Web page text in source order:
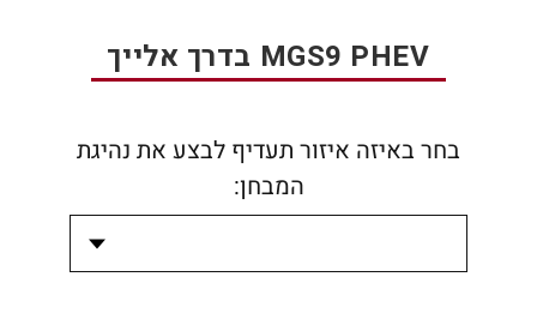
MGS9 PHEV בדרך אלייך
בחר באיזה איזור תעדיף לבצע את נהיגת
המבחן: